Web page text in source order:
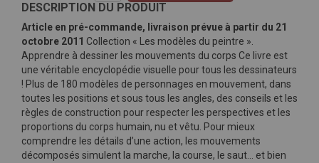
DESCRIPTION DU PRODUIT
Article en pré-commande, livraison prévue à partir du 21
octobre 2011 Collection « Les modèles du peintre ».
Apprendre à dessiner les mouvements du corps Ce livre est
une véritable encyclopédie visuelle pour tous les dessinateurs
! Plus de 180 modèles de personnages en mouvement, dans
toutes les positions et sous tous les angles, des conseils et les
règles de construction pour respecter les perspectives et les
proportions du corps humain, nu et vêtu. Pour mieux
comprendre les détails d’une action, les mouvements
décomposés simulent la marche, la course, le saut… et bien